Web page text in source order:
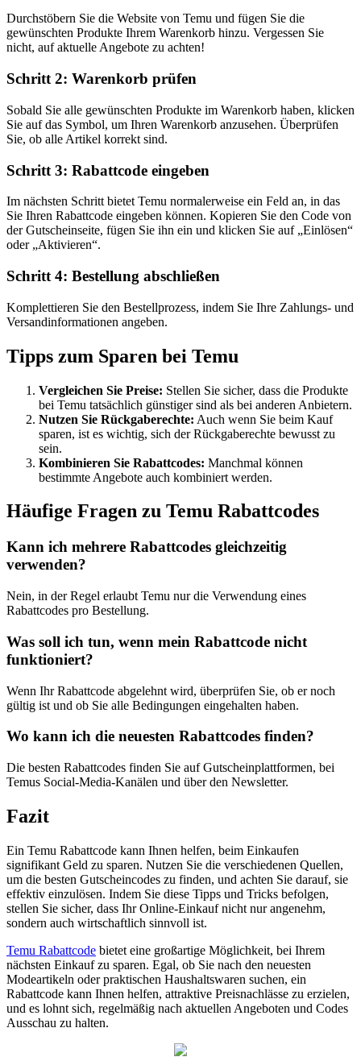
Durchstöbern Sie die Website von Temu und fügen Sie die
gewünschten Produkte Ihrem Warenkorb hinzu. Vergessen Sie
nicht, auf aktuelle Angebote zu achten!
Schritt 2: Warenkorb prüfen
Sobald Sie alle gewünschten Produkte im Warenkorb haben, klicken
Sie auf das Symbol, um Ihren Warenkorb anzusehen. Überprüfen
Sie, ob alle Artikel korrekt sind.
Schritt 3: Rabattcode eingeben
Im nächsten Schritt bietet Temu normalerweise ein Feld an, in das
Sie Ihren Rabattcode eingeben können. Kopieren Sie den Code von
der Gutscheinseite, fügen Sie ihn ein und klicken Sie auf „Einlösen“
oder „Aktivieren“.
Schritt 4: Bestellung abschließen
Komplettieren Sie den Bestellprozess, indem Sie Ihre Zahlungs- und
Versandinformationen angeben.
Tipps zum Sparen bei Temu
Vergleichen Sie Preise: Stellen Sie sicher, dass die Produkte
bei Temu tatsächlich günstiger sind als bei anderen Anbietern.
Nutzen Sie Rückgaberechte: Auch wenn Sie beim Kauf
sparen, ist es wichtig, sich der Rückgaberechte bewusst zu
sein.
Kombinieren Sie Rabattcodes: Manchmal können
bestimmte Angebote auch kombiniert werden.
Häufige Fragen zu Temu Rabattcodes
Kann ich mehrere Rabattcodes gleichzeitig
verwenden?
Nein, in der Regel erlaubt Temu nur die Verwendung eines
Rabattcodes pro Bestellung.
Was soll ich tun, wenn mein Rabattcode nicht
funktioniert?
Wenn Ihr Rabattcode abgelehnt wird, überprüfen Sie, ob er noch
gültig ist und ob Sie alle Bedingungen eingehalten haben.
Wo kann ich die neuesten Rabattcodes finden?
Die besten Rabattcodes finden Sie auf Gutscheinplattformen, bei
Temus Social-Media-Kanälen und über den Newsletter.
Fazit
Ein Temu Rabattcode kann Ihnen helfen, beim Einkaufen
signifikant Geld zu sparen. Nutzen Sie die verschiedenen Quellen,
um die besten Gutscheincodes zu finden, und achten Sie darauf, sie
effektiv einzulösen. Indem Sie diese Tipps und Tricks befolgen,
stellen Sie sicher, dass Ihr Online-Einkauf nicht nur angenehm,
sondern auch wirtschaftlich sinnvoll ist.
Temu Rabattcode bietet eine großartige Möglichkeit, bei Ihrem
nächsten Einkauf zu sparen. Egal, ob Sie nach den neuesten
Modeartikeln oder praktischen Haushaltswaren suchen, ein
Rabattcode kann Ihnen helfen, attraktive Preisnachlässe zu erzielen,
und es lohnt sich, regelmäßig nach aktuellen Angeboten und Codes
Ausschau zu halten.